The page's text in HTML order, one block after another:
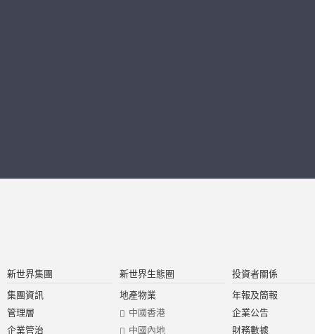
新世界集團
集團資訊
管理層
企業管治
新世界生態圈
地產物業
中國香港
中國內地
投資者關係
年報及簡報
企業公告
財務數據